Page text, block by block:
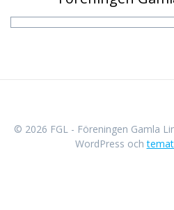
© 2026 FGL - Föreningen Gamla
WordPress och